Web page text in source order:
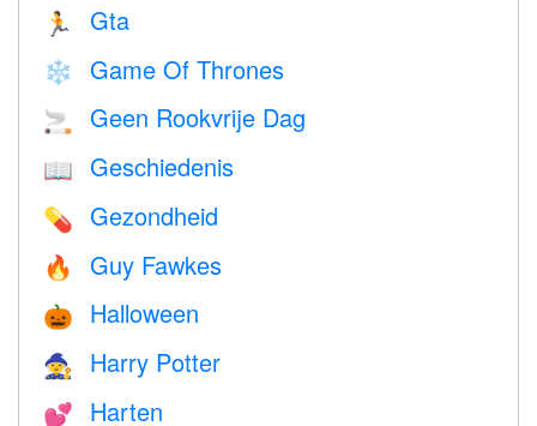
🏃 Gta
❄️ Game Of Thrones
🚬 Geen Rookvrije Dag
📖 Geschiedenis
💊 Gezondheid
🔥 Guy Fawkes
🎃 Halloween
🧙 Harry Potter
💕 Harten